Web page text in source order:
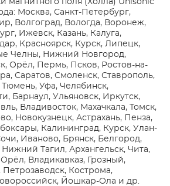
магнитного поля (Холла) Unisonic
Москва, Санкт-Петербург,
Волгоград, Вологда, Воронеж,
Ижевск, Казань, Калуга,
Красноярск, Курск, Липецк,
Челны, Нижний Новгород,
Орёл, Пермь, Псков, Ростов-на-
Саратов, Смоленск, Ставрополь,
Тюмень, Уфа, Челябинск,
Барнаул, Ульяновск, Иркутск,
Владивосток, Махачкала, Томск,
Новокузнецк, Астрахань, Пенза,
Калининград, Курск, Улан-
Иваново, Брянск, Белгород,
Тагил, Архангельск, Чита,
Владикавказ, Грозный,
Кострома,
Йошкар-Ола и др.